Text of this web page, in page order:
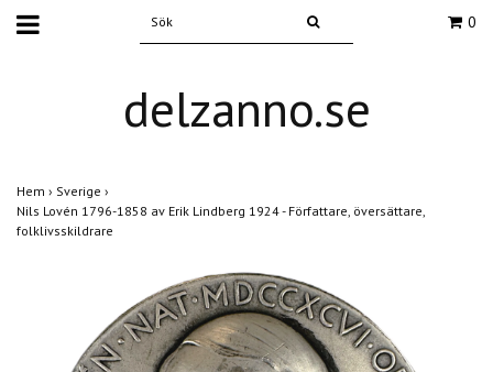
0
delzanno.se
Hem › Sverige ›
Nils Lovén 1796-1858 av Erik Lindberg 1924 - Författare, översättare,
folklivsskildrare